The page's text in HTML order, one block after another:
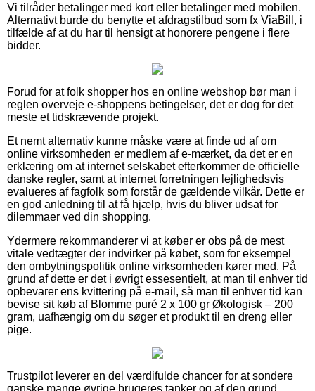
Vi tilråder betalinger med kort eller betalinger med mobilen.
Alternativt burde du benytte et afdragstilbud som fx ViaBill, i
tilfælde af at du har til hensigt at honorere pengene i flere
bidder.
Forud for at folk shopper hos en online webshop bør man i
reglen overveje e-shoppens betingelser, det er dog for det
meste et tidskrævende projekt.
Et nemt alternativ kunne måske være at finde ud af om
online virksomheden er medlem af e-mærket, da det er en
erklæring om at internet selskabet efterkommer de officielle
danske regler, samt at internet forretningen lejlighedsvis
evalueres af fagfolk som forstår de gældende vilkår. Dette er
en god anledning til at få hjælp, hvis du bliver udsat for
dilemmaer ved din shopping.
Ydermere rekommanderer vi at køber er obs på de mest
vitale vedtægter der indvirker på købet, som for eksempel
den ombytningspolitik online virksomheden kører med. På
grund af dette er det i øvrigt essesentielt, at man til enhver tid
opbevarer ens kvittering på e-mail, så man til enhver tid kan
bevise sit køb af Blomme puré 2 x 100 gr Økologisk – 200
gram, uafhængig om du søger et produkt til en dreng eller
pige.
Trustpilot leverer en del værdifulde chancer for at sondere
ganske mange øvrige brugeres tanker og af den grund